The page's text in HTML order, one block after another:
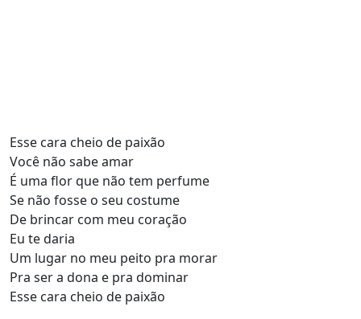
Esse cara cheio de paixão
Você não sabe amar
É uma flor que não tem perfume
Se não fosse o seu costume
De brincar com meu coração
Eu te daria
Um lugar no meu peito pra morar
Pra ser a dona e pra dominar
Esse cara cheio de paixão